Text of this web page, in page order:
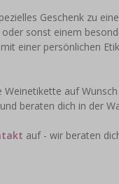
Geschenk zu
sonst einem
einer persönlichen
Weinetikette auf
beraten dich in der
auf - wir beraten